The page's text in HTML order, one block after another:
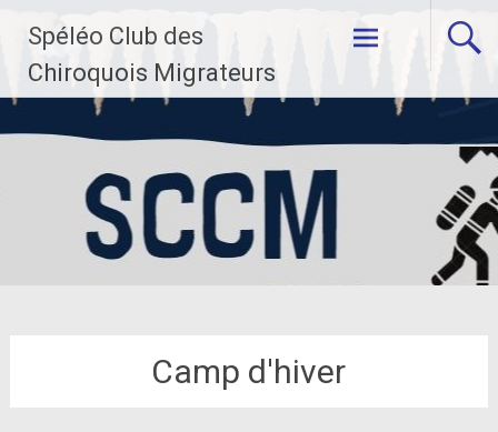
contenu
principal
Spéléo Club des
Chiroquois Migrateurs
Camp d'hiver